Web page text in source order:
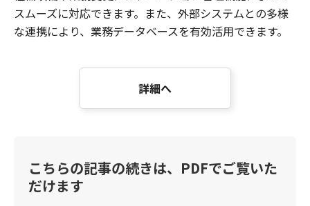
スムーズに対応できます。また、外部システムとの多様
な連携により、業務データベースを有効活用できます。
詳細へ
こちらの記事の続きは、PDFでご覧いた
だけます